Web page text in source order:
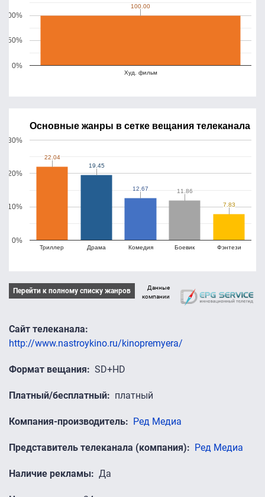
Худ. фильм
0%
50%
100%
100.00
100.00
Основные жанры в сетке вещания телеканала
Триллер Драма Комедия Боевик Фэнтези
0%
10%
20%
30%
22.04
22.04
19.45
19.45
12.67
12.67 11.86
11.86
7.83
7.83
Перейти к полному списку жанров
Данные
компании
Сайт телеканала
http://www.nastroykino.ru/kinopremyera/
Формат вещания SD+HD
Платный/бесплатный платный
Компания-производитель Ред Медиа
Представитель телеканала (компания) Ред Медиа
Наличие рекламы Да